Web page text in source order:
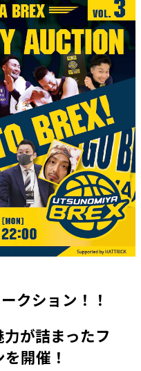
クション！！
が詰まったフ
開催！